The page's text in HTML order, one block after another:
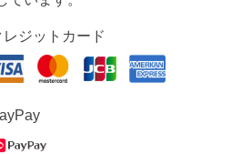
レジットカード